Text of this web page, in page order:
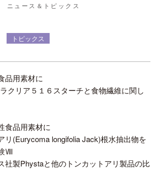
ニュース＆トピックス
トピックス
品用素材に
クリア５１６スターチと食物繊維に関し
食品用素材に
リ(Eurycoma longifolia Jack)根水抽出物を
Ⅷ
社製Phystaと他のトンカットアリ製品の比